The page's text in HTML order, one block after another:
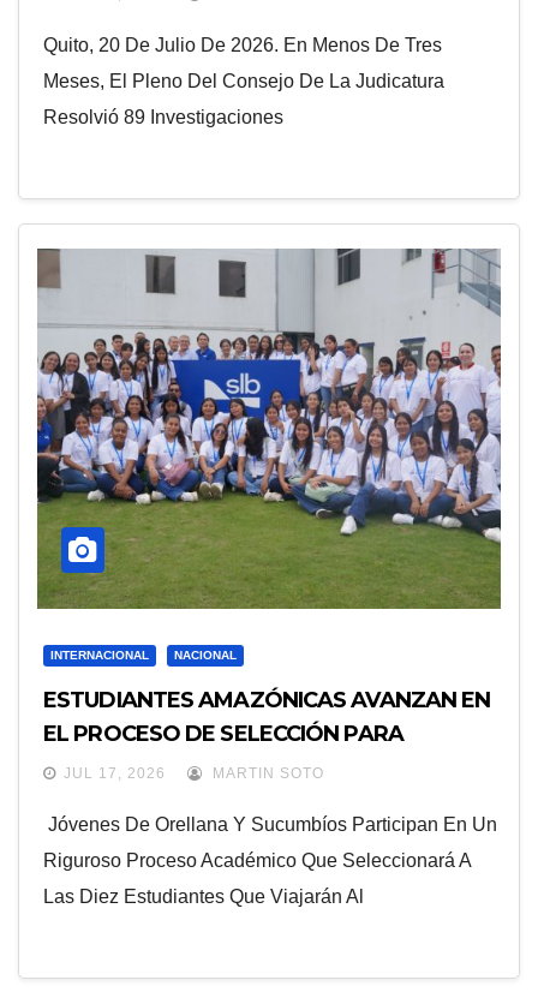
Quito, 20 De Julio De 2026. En Menos De Tres
Meses, El Pleno Del Consejo De La Judicatura
Resolvió 89 Investigaciones
INTERNACIONAL NACIONAL
ESTUDIANTES AMAZÓNICAS AVANZAN EN
EL PROCESO DE SELECCIÓN PARA
REPRESENTAR A ECUADOR EN
JUL 17, 2026 MARTIN SOTO
Jóvenes De Orellana Y Sucumbíos Participan En Un
Riguroso Proceso Académico Que Seleccionará A
Las Diez Estudiantes Que Viajarán Al